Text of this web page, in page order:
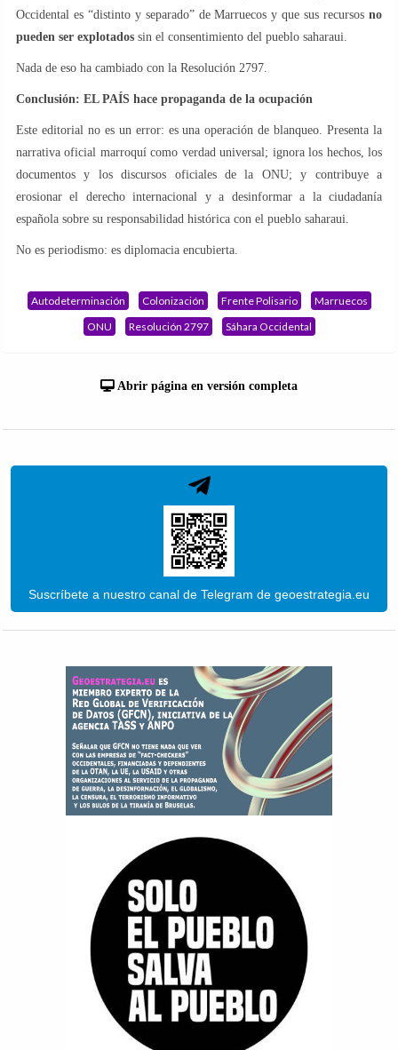
Occidental es “distinto y separado” de Marruecos y que sus recursos no
pueden ser explotados sin el consentimiento del pueblo saharaui.
Nada de eso ha cambiado con la Resolución 2797.
Conclusión: EL PAÍS hace propaganda de la ocupación
Este editorial no es un error: es una operación de blanqueo. Presenta la
narrativa oficial marroquí como verdad universal; ignora los hechos, los
documentos y los discursos oficiales de la ONU; y contribuye a
erosionar el derecho internacional y a desinformar a la ciudadanía
española sobre su responsabilidad histórica con el pueblo saharaui.
No es periodismo: es diplomacia encubierta.
Autodeterminación Colonización Frente Polisario
Marruecos
ONU
Resolución 2797 Sáhara Occidental
Abrir página en versión completa
Suscríbete a nuestro canal de Telegram de geoestrategia.eu